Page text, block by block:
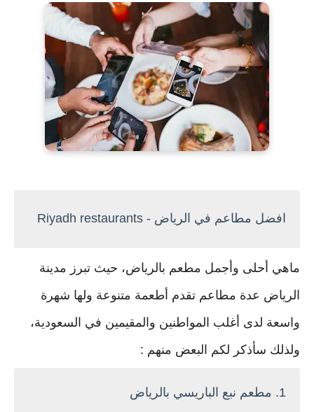
افضل مطاعم في الرياض - Riyadh restaurants
ماهي أحلى وأجمل مطعم بالرياض، حيث تبرز مدينة
الرياض عدة مطاعم تقدم أطعمة متنوعة ولها شهرة
واسعة لدى أغلب المواطنين والمقيمين في السعودية،
ولذلك سأذكر لكم البعض منهم :
1. مطعم نبع الباريسي بالرياض